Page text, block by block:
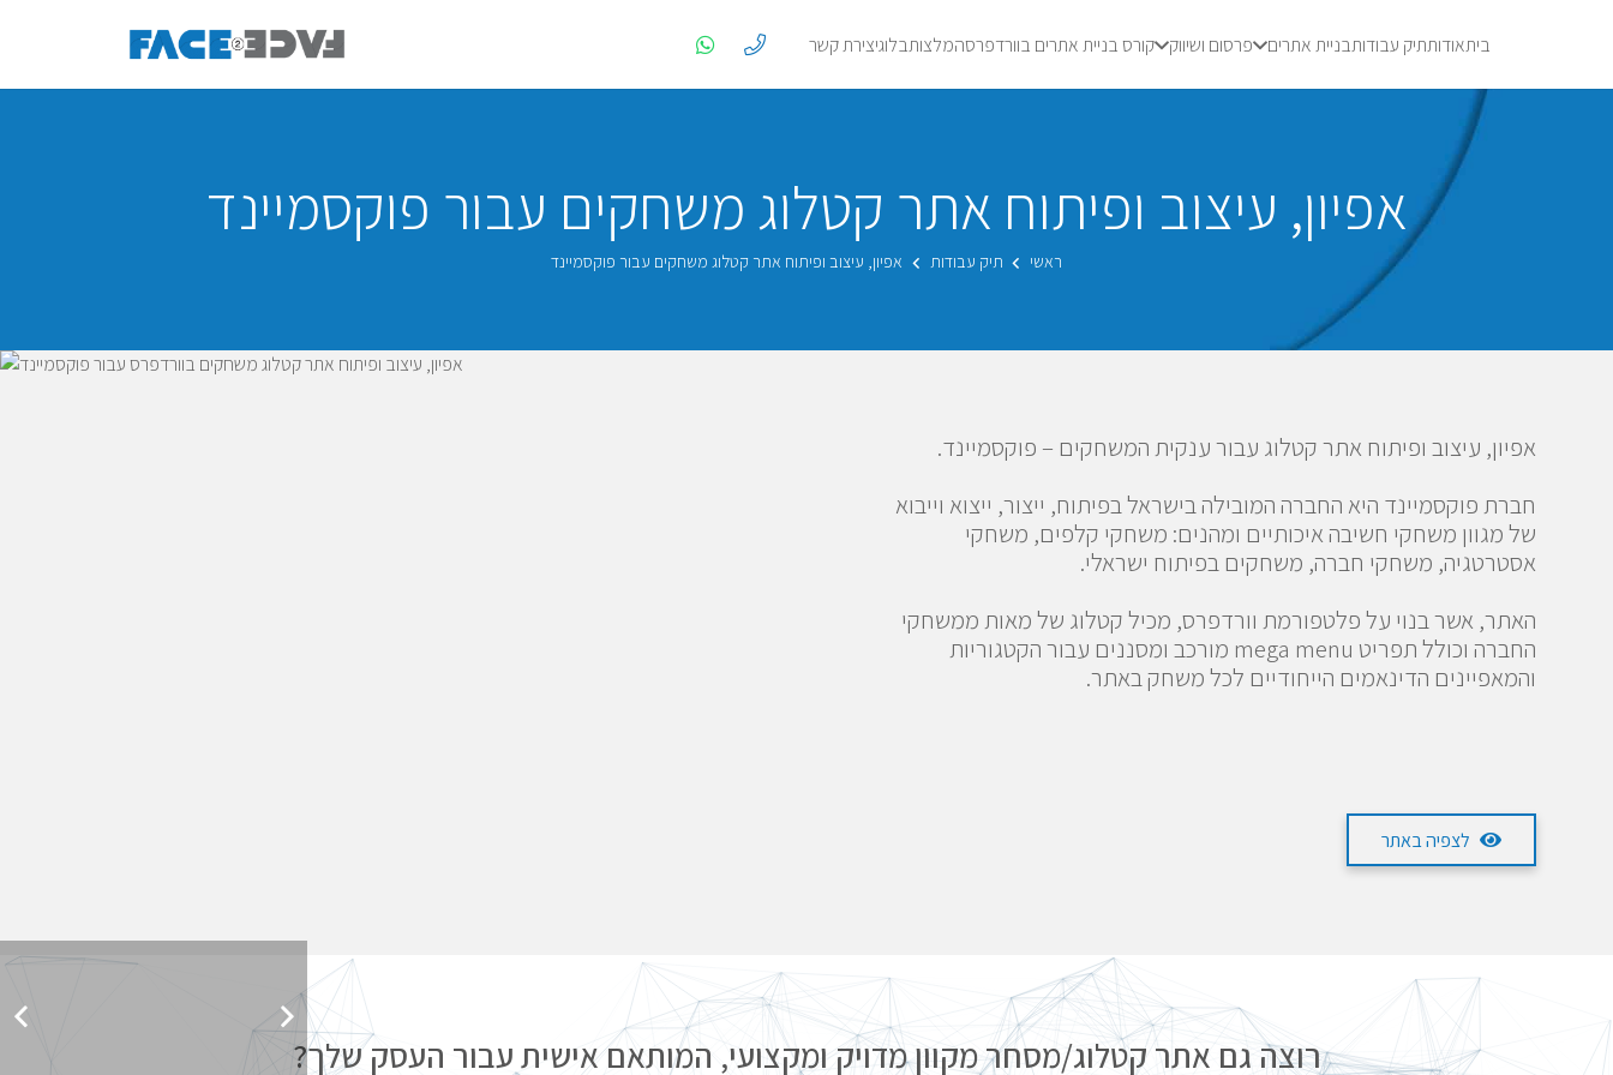
ביתאודותתיק עבודותבניית אתרים פרסום ושיווק קורס בניית אתרים בוורדפרסהמלצותבלוגיצירת קשר
אפיון, עיצוב ופיתוח אתר קטלוג משחקים עבור פוקסמיינד
ראשי תיק עבודות אפיון, עיצוב ופיתוח אתר קטלוג משחקים עבור פוקסמיינד
אפיון, עיצוב ופיתוח אתר קטלוג עבור ענקית המשחקים – פוקסמיינד.
חברת פוקסמיינד היא החברה המובילה בישראל בפיתוח, ייצור, ייצוא וייבוא
של מגוון משחקי חשיבה איכותיים ומהנים: משחקי קלפים, משחקי
אסטרטגיה, משחקי חברה, משחקים בפיתוח ישראלי.
האתר, אשר בנוי על פלטפורמת וורדפרס, מכיל קטלוג של מאות ממשחקי
החברה וכולל תפריט mega menu מורכב ומסננים עבור הקטגוריות
והמאפיינים הדינאמים הייחודיים לכל משחק באתר.
לצפיה באתר
רוצה גם אתר קטלוג/מסחר מקוון מדויק ומקצועי, המותאם אישית עבור העסק שלך?